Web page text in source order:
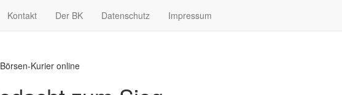
Kontakt Der BK Datenschutz Impressum
Kurier online